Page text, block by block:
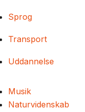
Sprog
Transport
Uddannelse
Musik
Naturvidenskab